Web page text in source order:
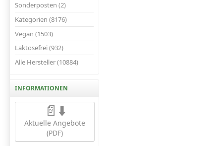
Sonderposten (2)
Kategorien (8176)
Vegan (1503)
Laktosefrei (932)
Alle Hersteller (10884)
INFORMATIONEN
📄⬇️
Aktuelle Angebote
(PDF)